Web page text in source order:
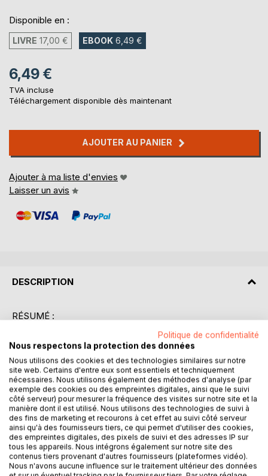
Disponible en :
LIVRE 17,00 € EBOOK 6,49 €
6,49 €
TVA incluse
Téléchargement disponible dès maintenant
AJOUTER AU PANIER
Ajouter à ma liste d'envies
Laisser un avis
DESCRIPTION
RÉSUMÉ :
"L'âme de Napoléon" de Léon Bloy est une exploration
littéraire et philosophique de la personnalité complexe de
Napoléon Bonaparte. Bloy, connu pour son style incisif et
polémique, s'attache à dévoiler les aspects moins connus
de l'empereur français, en s'intéressant particulièrement à
sa dimension spirituelle. L'auteur ne se contente pas de
retracer les faits historiques, mais cherche à comprendre
ce qui animait Napoléon, ce qui le motivait au-delà des
ambitions politiques et militaires. À travers une analyse
minutieuse, Bloy s'interroge sur la nature du génie de
Napoléon, ses contradictions internes et son héritage
spirituel. Le livre se distingue par sa profondeur d'analyse
Politique de confidentialité
Nous respectons la protection des données
Nous utilisons des cookies et des technologies similaires sur notre
site web. Certains d'entre eux sont essentiels et techniquement
nécessaires. Nous utilisons également des méthodes d'analyse (par
exemple des cookies ou des empreintes digitales, ainsi que le suivi
côté serveur) pour mesurer la fréquence des visites sur notre site et la
manière dont il est utilisé. Nous utilisons des technologies de suivi à
des fins de marketing et recourons à cet effet au suivi côté serveur
ainsi qu'à des fournisseurs tiers, ce qui permet d'utiliser des cookies,
des empreintes digitales, des pixels de suivi et des adresses IP sur
tous les appareils. Nous intégrons également sur notre site des
contenus tiers provenant d'autres fournisseurs (plateformes vidéo).
Nous n'avons aucune influence sur le traitement ultérieur des données